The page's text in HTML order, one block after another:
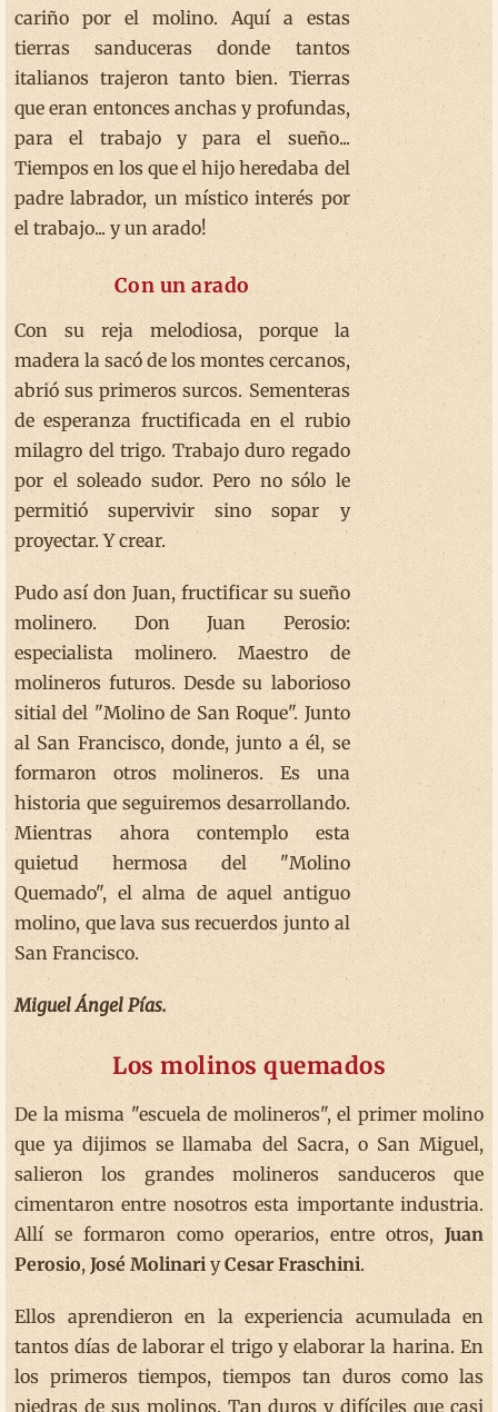
cariño por el molino. Aquí a estas
tierras sanduceras donde tantos
italianos trajeron tanto bien. Tierras
que eran entonces anchas y profundas,
para el trabajo y para el sueño...
Tiempos en los que el hijo heredaba del
padre labrador, un místico interés por
el trabajo... y un arado!
Con un arado
Con su reja melodiosa, porque la
madera la sacó de los montes cercanos,
abrió sus primeros surcos. Sementeras
de esperanza fructificada en el rubio
milagro del trigo. Trabajo duro regado
por el soleado sudor. Pero no sólo le
permitió supervivir sino sopar y
proyectar. Y crear.
Pudo así don Juan, fructificar su sueño
molinero. Don Juan Perosio:
especialista molinero. Maestro de
molineros futuros. Desde su laborioso
sitial del "Molino de San Roque". Junto
al San Francisco, donde, junto a él, se
formaron otros molineros. Es una
historia que seguiremos desarrollando.
Mientras ahora contemplo esta
quietud hermosa del "Molino
Quemado", el alma de aquel antiguo
molino, que lava sus recuerdos junto al
San Francisco.
Miguel Ángel Pías.
Los molinos quemados
De la misma "escuela de molineros", el primer molino
que ya dijimos se llamaba del Sacra, o San Miguel,
salieron los grandes molineros sanduceros que
cimentaron entre nosotros esta importante industria.
Allí se formaron como operarios, entre otros, Juan
Perosio,José Molinari yCesar Fraschini.
Ellos aprendieron en la experiencia acumulada en
tantos días de laborar el trigo y elaborar la harina. En
los primeros tiempos, tiempos tan duros como las
piedras de sus molinos. Tan duros y difíciles que casi